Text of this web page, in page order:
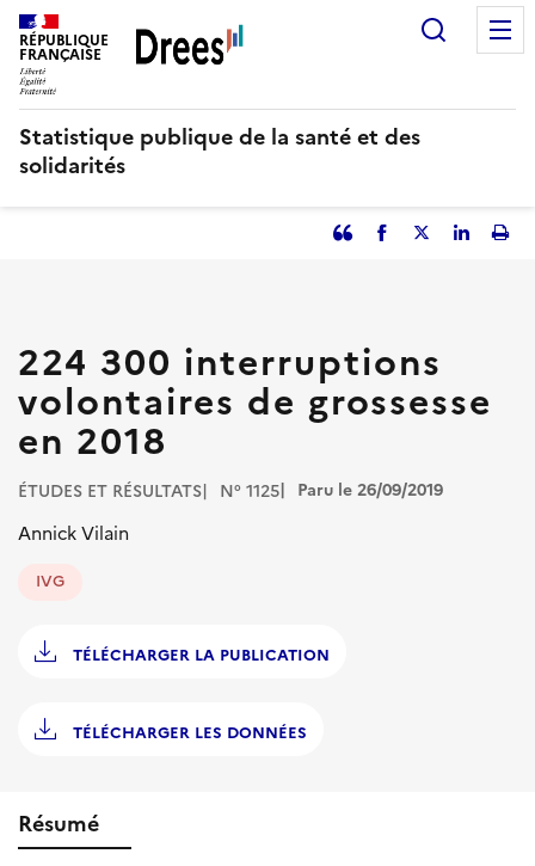
Aller
au
contenu
principal
RÉPUBLIQUE
FRANÇAISE
Statistique publique de la santé et des
solidarités
Partager
que
citation
Facebook
Partager
Partager
224 300 interruptions
volontaires de grossesse
en 2018
ÉTUDES ET RÉSULTATS N° 1125 Paru le 26/09/2019
Annick Vilain
IVG
TÉLÉCHARGER LA PUBLICATION
TÉLÉCHARGER LES DONNÉES
Résumé